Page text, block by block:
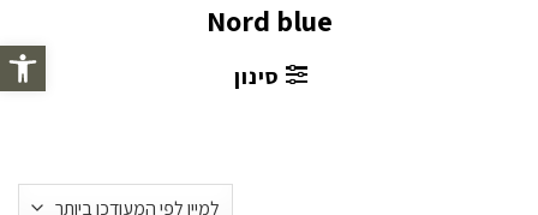
פתח
Nord blue
סינון